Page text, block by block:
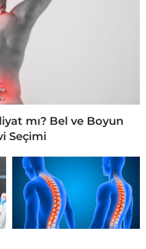
mı? Bel ve Boyun
Seçimi